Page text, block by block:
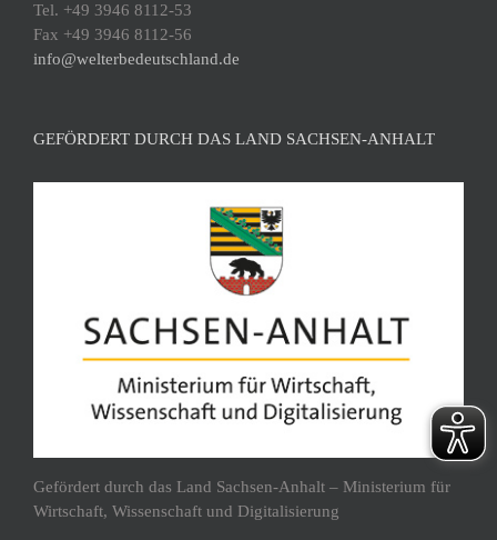
Tel. +49 3946 8112-53
Fax +49 3946 8112-56
info@welterbedeutschland.de
GEFÖRDERT DURCH DAS LAND SACHSEN-ANHALT
Gefördert durch das Land Sachsen-Anhalt – Ministerium für
Wirtschaft, Wissenschaft und Digitalisierung